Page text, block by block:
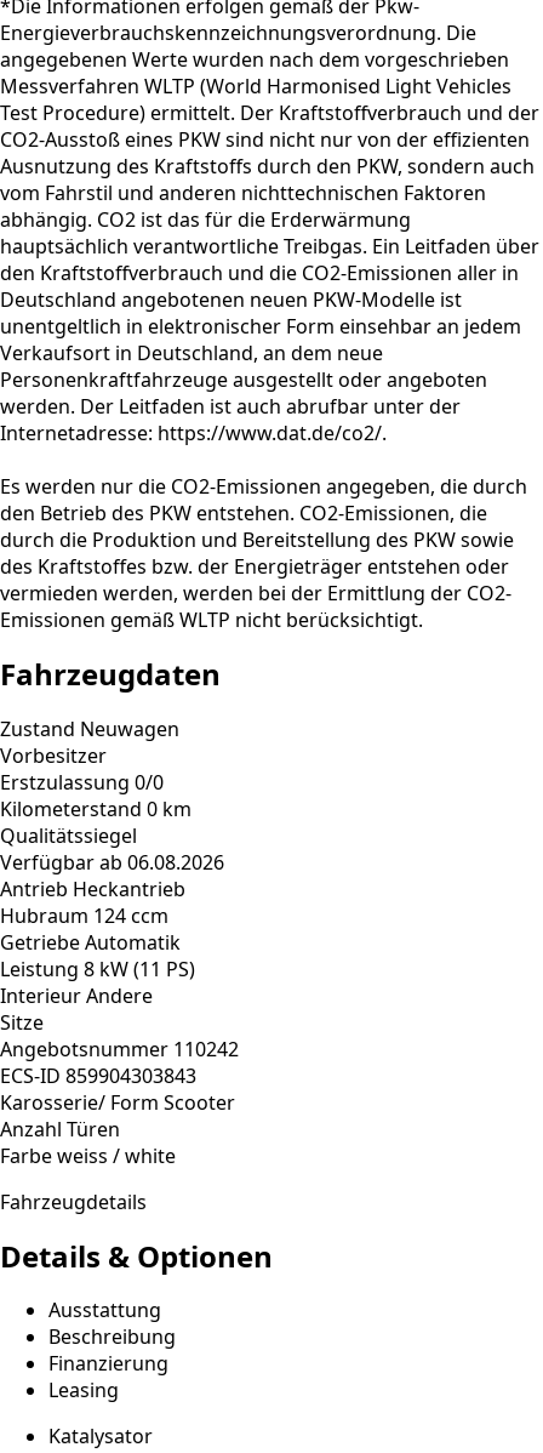
*Die Informationen erfolgen gemäß der Pkw-
Energieverbrauchskennzeichnungsverordnung. Die
angegebenen Werte wurden nach dem vorgeschrieben
Messverfahren WLTP (World Harmonised Light Vehicles
Test Procedure) ermittelt. Der Kraftstoffverbrauch und der
CO2-Ausstoß eines PKW sind nicht nur von der effizienten
Ausnutzung des Kraftstoffs durch den PKW, sondern auch
vom Fahrstil und anderen nichttechnischen Faktoren
abhängig. CO2 ist das für die Erderwärmung
hauptsächlich verantwortliche Treibgas. Ein Leitfaden über
den Kraftstoffverbrauch und die CO2-Emissionen aller in
Deutschland angebotenen neuen PKW-Modelle ist
unentgeltlich in elektronischer Form einsehbar an jedem
Verkaufsort in Deutschland, an dem neue
Personenkraftfahrzeuge ausgestellt oder angeboten
werden. Der Leitfaden ist auch abrufbar unter der
Internetadresse: https://www.dat.de/co2/.
Es werden nur die CO2-Emissionen angegeben, die durch
den Betrieb des PKW entstehen. CO2-Emissionen, die
durch die Produktion und Bereitstellung des PKW sowie
des Kraftstoffes bzw. der Energieträger entstehen oder
vermieden werden, werden bei der Ermittlung der CO2-
Emissionen gemäß WLTP nicht berücksichtigt.
Fahrzeugdaten
Zustand Neuwagen
Vorbesitzer
Erstzulassung 0/0
Kilometerstand 0 km
Qualitätssiegel
Verfügbar ab 06.08.2026
Antrieb Heckantrieb
Hubraum 124 ccm
GetriebeAutomatik
Leistung 8 kW (11 PS)
InterieurAndere
Sitze
Angebotsnummer 110242
ECS-ID 859904303843
Karosserie/ Form Scooter
Anzahl Türen
Farbeweiss / white
Fahrzeugdetails
Details & Optionen
Ausstattung
Beschreibung
Finanzierung
Leasing
Katalysator